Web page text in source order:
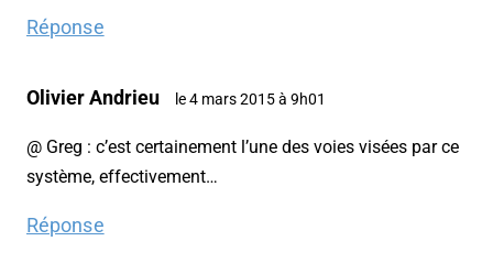
Réponse
Olivier Andrieu le 4 mars 2015 à 9h01
@ Greg : c’est certainement l’une des voies visées par ce
système, effectivement…
Réponse